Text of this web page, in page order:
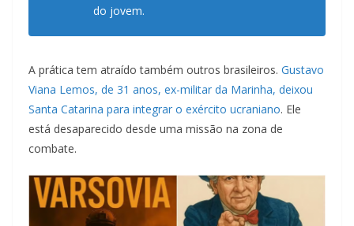
do jovem.
A prática tem atraído também outros brasileiros. Gustavo
Viana Lemos, de 31 anos, ex-militar da Marinha, deixou
Santa Catarina para integrar o exército ucraniano. Ele
está desaparecido desde uma missão na zona de
combate.